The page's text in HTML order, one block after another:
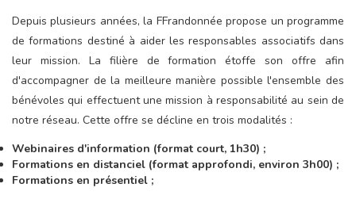
Depuis plusieurs années, la FFrandonnée propose un programme
de formations destiné à aider les responsables associatifs dans
leur mission. La filière de formation étoffe son offre afin
d'accompagner de la meilleure manière possible l'ensemble des
bénévoles qui effectuent une mission à responsabilité au sein de
notre réseau. Cette offre se décline en trois modalités :
Webinaires d'information (format court, 1h30) ;
Formations en distanciel (format approfondi, environ 3h00) ;
Formations en présentiel ;